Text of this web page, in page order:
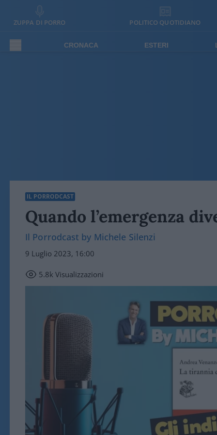
ZUPPA DI PORRO POLITICO QUOTIDIANO
CRONACA ESTERI
IL PORRODCAST
Quando l’emergenza
Il Porrodcast by Michele Silenzi
9 Luglio 2023, 16:00
5.8k Visualizzazioni